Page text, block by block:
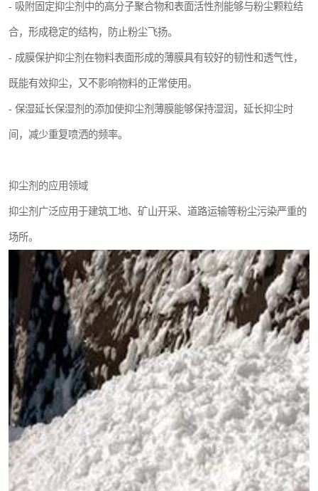
- 吸附固定抑尘剂中的高分子聚合物和表面活性剂能够与粉尘颗粒结
合，形成稳定的结构，防止粉尘飞扬。
- 成膜保护抑尘剂在物料表面形成的薄膜具有较好的韧性和透气性，
既能有效抑尘，又不影响物料的正常使用。
- 保湿延长保湿剂的添加使抑尘剂薄膜能够保持湿润，延长抑尘时
间，减少重复喷洒的频率。
抑尘剂的应用领域
抑尘剂广泛应用于建筑工地、矿山开采、道路运输等粉尘污染严重的
场所。